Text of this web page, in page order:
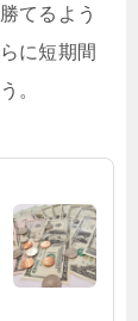
てるよう
に短期間
。